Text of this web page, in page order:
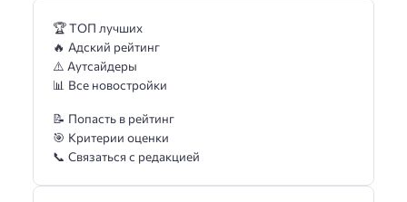
🏆 ТОП лучших
🔥 Адский рейтинг
⚠️ Аутсайдеры
📊 Все новостройки
📝 Попасть в рейтинг
🎯 Критерии оценки
📞 Связаться с редакцией